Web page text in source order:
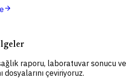
arrow_forward
raporu, laboratuvar sonucu ve
çeviriyoruz.